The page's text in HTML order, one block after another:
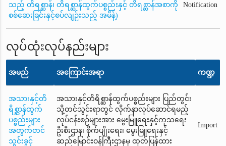
သည့် တိရစ္ဆာန်၊ တိရစ္ဆာန်ထွက်ပစ္စည်းနှင့် တိရစ္ဆာန်အစာကို
စစ်ဆေးခြင်းနှင့်စပ်လျဉ်းသည့် အမိန့်)
Notification
လုပ်ထုံးလုပ်နည်းများ
အမည် အကြောင်းအရာ ကဏ္ဍ
အသားနှင့်တိ
ရိစ္ဆာန်ထွက်
ပစ္စည်းများ
အတွက်တင်
သွင်းခွင့်
အသားနှင့်တိရိစ္ဆာန်ထွက်ပစ္စည်းများ ပြည်တွင်း
သို့တင်သွင်းရာတွင် လိုက်နာလုပ်ဆောင်ရမည့်
လုပ်ငန်းစဉ်များအား မွေးမြူရေးနှင့်ကုသရေး
ဦးစီးဌာန၊ စိုက်ပျိုးရေး၊ မွေးမြူရေးနှင့်
ဆည်မြောင်းဝန်ကြီးဌာနမှ ထုတ်ပြန်ထား
Import